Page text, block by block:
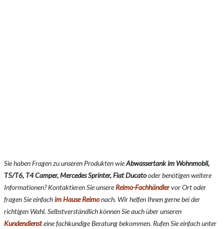
Sie haben Fragen zu unseren Produkten wieAbwassertank im Wohnmobil,
T5/T6, T4 Camper, Mercedes Sprinter, Fiat Ducatooder benötigen weitere
Informationen? Kontaktieren Sie unsereReimo-Fachhändlervor Ort oder
fragen Sie einfachim Hause Reimonach. Wir helfen Ihnen gerne bei der
richtigen Wahl. Selbstverständlich können Sie auch über unseren
Kundendiensteine fachkundige Beratung bekommen. Rufen Sie einfach unter